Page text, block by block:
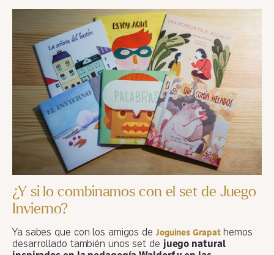
¿Y si lo combinamos con el set de Juego
Invierno?
Ya sabes que con los amigos de Joguines Grapathemos
desarrollado también unos set de juego natural